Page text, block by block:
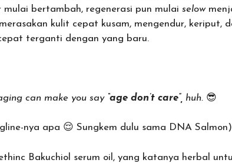
mulai bertambah, regenerasi pun mulai selow
kulit cepat kusam, mengendur, keriput,
terganti dengan yang baru.
can make you say “age don’t care”, huh. 😎
nya apa 😌 Sungkem dulu sama DNA Salmon)
Bakuchiol serum oil, yang katanya herbal